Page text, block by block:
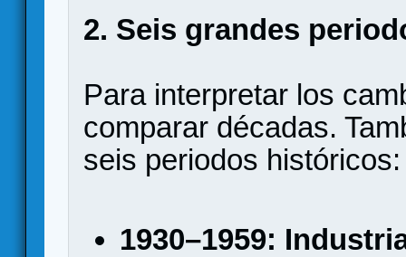
2. Seis grandes
Para interpretar los
comparar décadas.
seis periodos históricos:
1930–1959: